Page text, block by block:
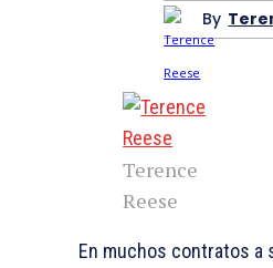
By
Terence
Reese
En muchos contratos a